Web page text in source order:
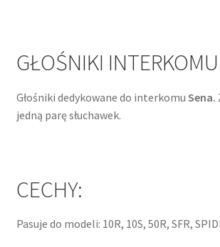
GŁOŚNIKI
Głośniki dedykowane do interkomu Sena.
jedną parę słuchawek.
CECHY:
Pasuje do modeli: 10R, 10S, 50R, SFR,